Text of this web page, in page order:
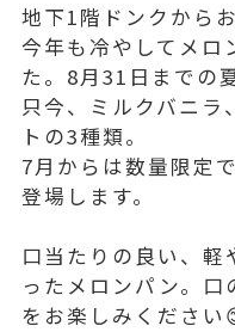
地下1階ドンクから
今年も冷やしてメロ
た。8月31日までの
只今、ミルクバニラ
トの3種類。
7月からは数量限定
登場します。
口当たりの良い、軽
ったメロンパン。口
をお楽しみください